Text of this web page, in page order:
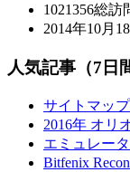
1021356総訪
2014年10月
人気記事（7日
サイトマップ
2016年 オリ
エミュレー
Bitfenix